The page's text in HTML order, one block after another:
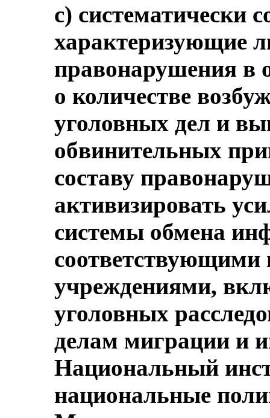
c) систематически
характеризующие
правонарушения в
о количестве
уголовных дел и
обвинительных
составу
активизировать
системы обмена
соответствующими
учреждениями,
уголовных
делам миграции и
Национальный
национальные